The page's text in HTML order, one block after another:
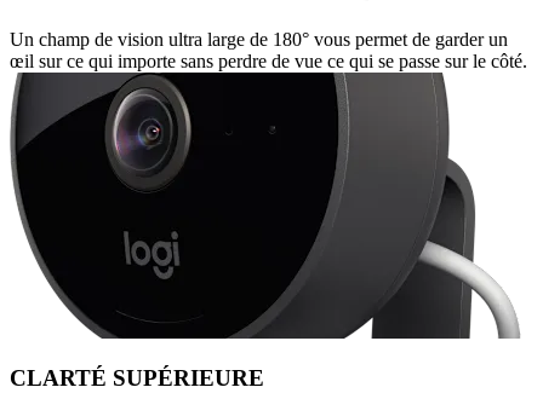
Un champ de vision ultra large de 180° vous permet de garder un
œil sur ce qui importe sans perdre de vue ce qui se passe sur le côté.
CLARTÉ SUPÉRIEURE